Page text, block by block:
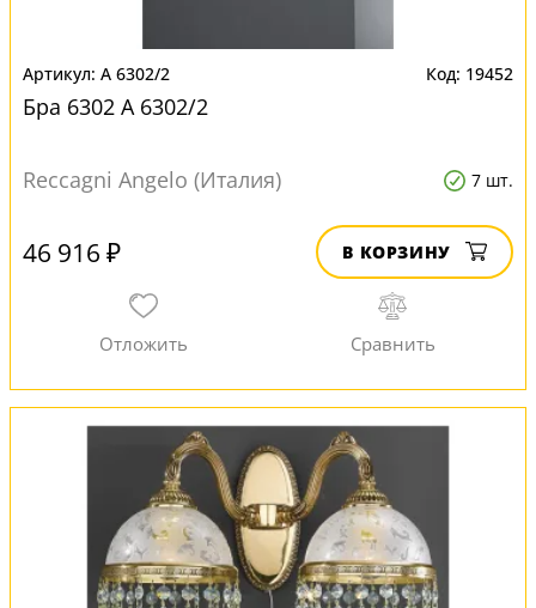
A 6302/2 19452
Бра 6302 A 6302/2
Reccagni Angelo (Италия) 7 шт.
46 916 ₽ В КОРЗИНУ